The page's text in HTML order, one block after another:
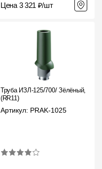
Цена 3 321 ₽/шт
Труба ИЗЛ-125/700/ Зёлёный,
(RR11)
Артикул: PRAK-1025